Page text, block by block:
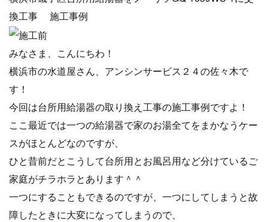
換工事 施工事例
みなさま、こんにちわ！
横浜市の水道屋さん、アンシンサービス２４の佐々木で
す！
今回は台所用給湯器の取り換え工事の施工事例ですよ！
ここ最近では一つの給湯器で家のお湯全てをまかなうケー
スがほとんどなのですが、
ひと昔前だとこうして台所用とお風呂用など分けているご
家庭がチラホラとあります＾＾
一つにすることもできるのですが、一つにしてしまうと故
障したときに大変になってしまうので、